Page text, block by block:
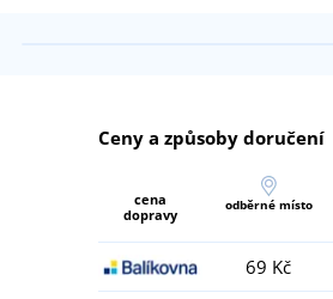
Ceny a způsoby doručení
cena
dopravy
odběrné místo
69 Kč